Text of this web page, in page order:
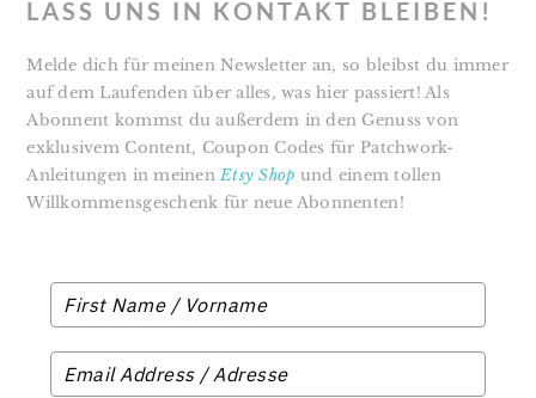
LASS UNS IN KONTAKT BLEIBEN!
Melde dich für meinen Newsletter an, so bleibst du immer
auf dem Laufenden über alles, was hier passiert! Als
Abonnent kommst du außerdem in den Genuss von
exklusivem Content, Coupon Codes für Patchwork-
Anleitungen in meinenEtsy Shop und einem tollen
Willkommensgeschenk für neue Abonnenten!